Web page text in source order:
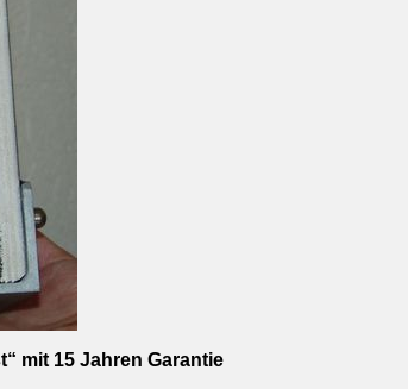
mit 15 Jahren Garantie